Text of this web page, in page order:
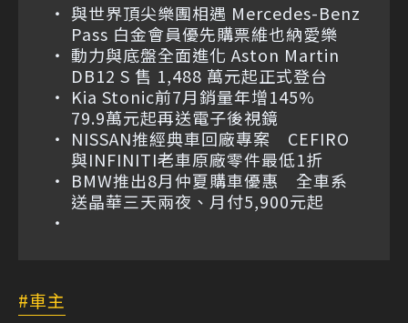
與世界頂尖樂團相遇 Mercedes-Benz
Pass 白金會員優先購票維也納愛樂
動力與底盤全面進化 Aston Martin
DB12 S 售 1,488 萬元起正式登台
Kia Stonic前7月銷量年增145%
79.9萬元起再送電子後視鏡
NISSAN推經典車回廠專案 CEFIRO
與INFINITI老車原廠零件最低1折
BMW推出8月仲夏購車優惠 全車系
送晶華三天兩夜、月付5,900元起
車主